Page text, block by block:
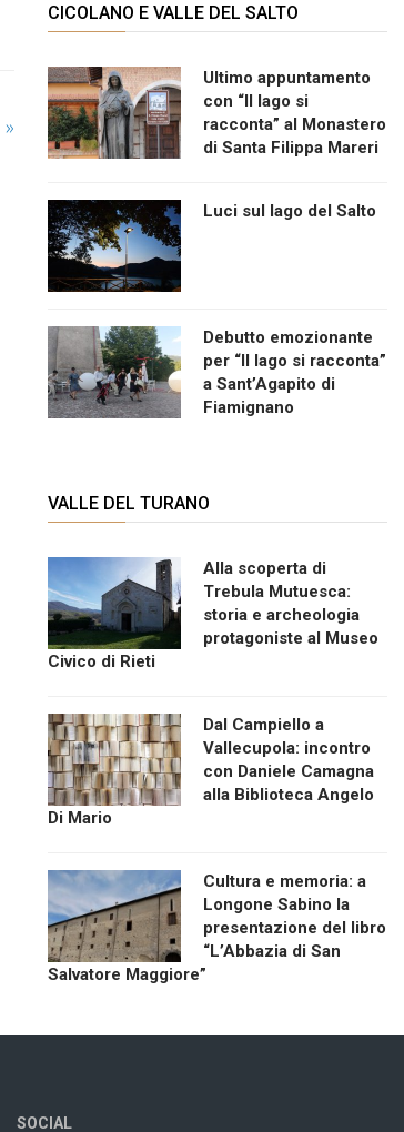
»
CICOLANO E VALLE DEL SALTO
Ultimo appuntamento
con “Il lago si
racconta” al Monastero
di Santa Filippa Mareri
Luci sul lago del Salto
Debutto emozionante
per “Il lago si racconta”
a Sant’Agapito di
Fiamignano
VALLE DEL TURANO
Alla scoperta di
Trebula Mutuesca:
storia e archeologia
protagoniste al Museo
Civico di Rieti
Dal Campiello a
Vallecupola: incontro
con Daniele Camagna
alla Biblioteca Angelo
Di Mario
Cultura e memoria: a
Longone Sabino la
presentazione del libro
“L’Abbazia di San
Salvatore Maggiore”
SOCIAL